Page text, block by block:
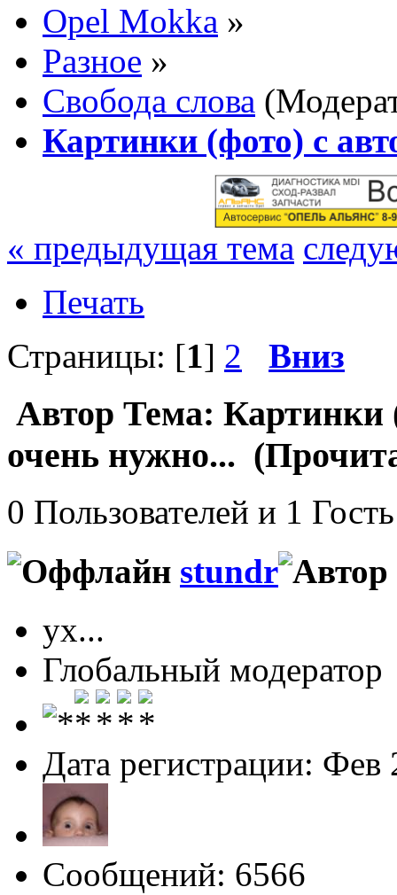
Opel Mokka »
Разное »
Свобода слова
Картинки (фото) с
« предыдущая тема
Печать
Страницы: [1] 2 Вниз
Автор Тема: Картинки
очень нужно...
0 Пользователей и 1
stundr
ух...
Глобальный модератор
Дата регистрации: Фев
Сообщений: 6566